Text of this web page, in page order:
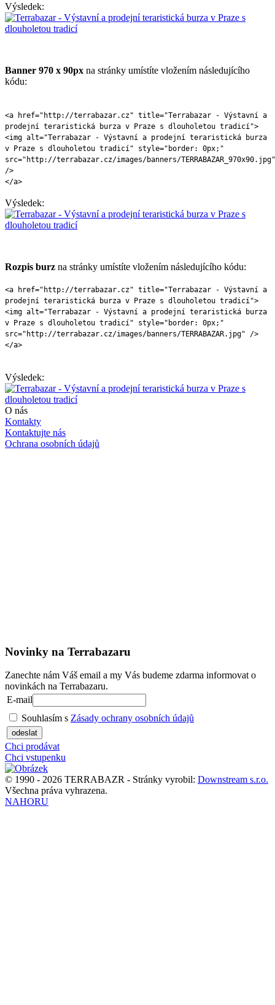
Výsledek:
Banner 970 x 90px na stránky umístíte vložením následujícího
kódu:
<a href="http://terrabazar.cz" title="Terrabazar - Výstavní a
prodejní teraristická burza v Praze s dlouholetou tradicí">
<img alt="Terrabazar - Výstavní a prodejní teraristická burza
v Praze s dlouholetou tradicí" style="border: 0px;"
src="http://terrabazar.cz/images/banners/TERRABAZAR_970x90.jpg"
/>
</a>
Výsledek:
Rozpis burz na stránky umístíte vložením následujícího kódu:
<a href="http://terrabazar.cz" title="Terrabazar - Výstavní a
prodejní teraristická burza v Praze s dlouholetou tradicí">
<img alt="Terrabazar - Výstavní a prodejní teraristická burza
v Praze s dlouholetou tradicí" style="border: 0px;"
src="http://terrabazar.cz/images/banners/TERRABAZAR.jpg" />
</a>
Výsledek:
O nás
Kontakty
Kontaktujte nás
Ochrana osobních údajů
Novinky na Terrabazaru
Zanechte nám Váš email a my Vás budeme zdarma informovat o
novinkách na Terrabazaru.
E-mail
Souhlasím s Zásady ochrany osobních údajů
odeslat
Chci prodávat
Chci vstupenku
© 1990 - 2026 TERRABAZR - Stránky vyrobil: Downstream s.r.o.
Všechna práva vyhrazena.
NAHORU